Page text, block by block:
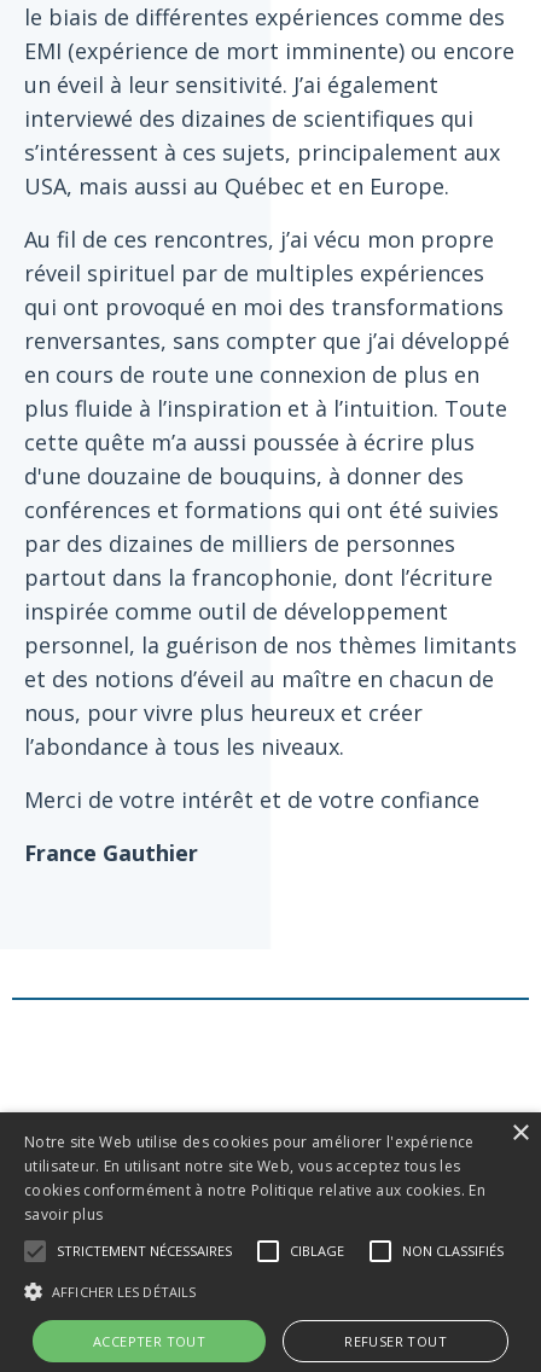
le biais de différentes expériences comme des
EMI (expérience de mort imminente) ou encore
un éveil à leur sensitivité. J’ai également
interviewé des dizaines de scientifiques qui
s’intéressent à ces sujets, principalement aux
USA, mais aussi au Québec et en Europe.
Au fil de ces rencontres, j’ai vécu mon propre
réveil spirituel par de multiples expériences
qui ont provoqué en moi des transformations
renversantes, sans compter que j’ai développé
en cours de route une connexion de plus en
plus fluide à l’inspiration et à l’intuition. Toute
cette quête m’a aussi poussée à écrire plus
d'une douzaine de bouquins, à donner des
conférences et formations qui ont été suivies
par des dizaines de milliers de personnes
partout dans la francophonie, dont l’écriture
inspirée comme outil de développement
personnel, la guérison de nos thèmes limitants
et des notions d’éveil au maître en chacun de
nous, pour vivre plus heureux et créer
l’abondance à tous les niveaux.
Merci de votre intérêt et de votre confiance
France Gauthier
© 2026 France Gauthier
×
Notre site Web utilise des cookies pour améliorer l'expérience
utilisateur. En utilisant notre site Web, vous acceptez tous les
cookies conformément à notre Politique relative aux cookies. En
savoir plus
STRICTEMENT NÉCESSAIRES CIBLAGE NON CLASSIFIÉS
AFFICHER LES DÉTAILS
ACCEPTER TOUT REFUSER TOUT